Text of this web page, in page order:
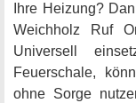
Ihre Heizung?
Weichholz Ruf
Universell
Feuerschale,
ohne Sorge